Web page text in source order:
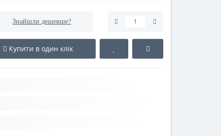
Знайшли дешевше?
Купити в один клік